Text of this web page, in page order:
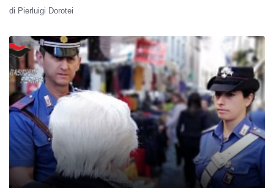
di Pierluigi Dorotei